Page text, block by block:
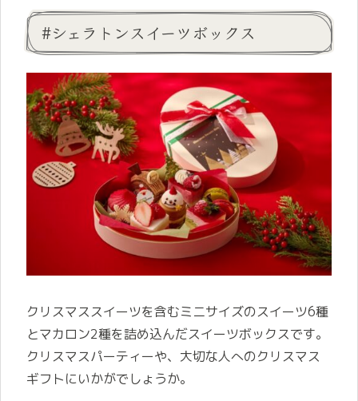
#シェラトンスイーツボックス
クリスマススイーツを含むミニサイズのスイーツ6種
とマカロン2種を詰め込んだスイーツボックスです。
クリスマスパーティーや、大切な人へのクリスマス
ギフトにいかがでしょうか。